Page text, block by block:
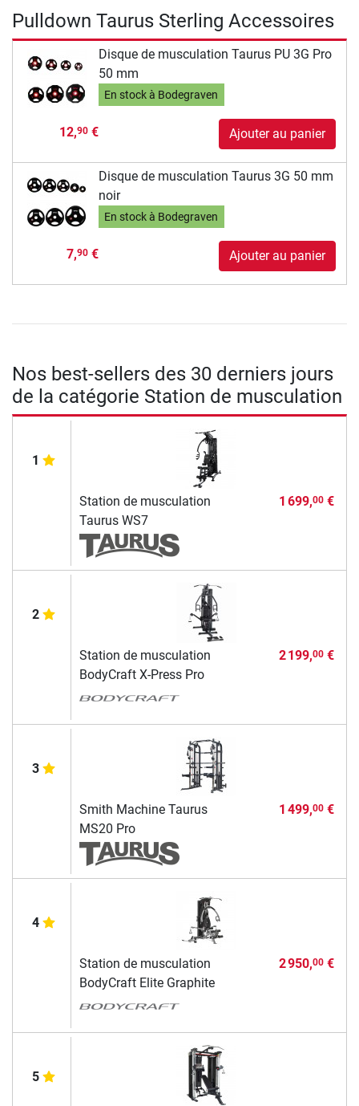
Pulldown Taurus Sterling Accessoires
Disque de musculation Taurus PU 3G Pro
50 mm
En stock à Bodegraven
12,90€ Ajouter au panier
Disque de musculation Taurus 3G 50 mm
noir
En stock à Bodegraven
7,90€ Ajouter au panier
Nos best-sellers des 30 derniers jours
de la catégorie Station de musculation
1
Station de musculation
Taurus WS7
1 699,00€
2
Station de musculation
BodyCraft X-Press Pro
2 199,00€
3
Smith Machine Taurus
MS20 Pro
1 499,00€
4
Station de musculation
BodyCraft Elite Graphite
2 950,00€
5